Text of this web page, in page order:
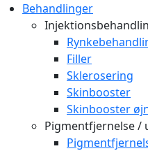
Behandlinger
Filler
Sklerosering
Skinbooster
Skinbooster
Pigmentfjernelse /